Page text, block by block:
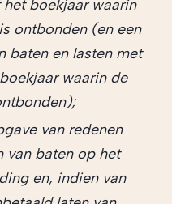
boekjaar waarin
ontbonden (en een
baten en lasten met
waarin de
van redenen
van baten op het
en, indien van